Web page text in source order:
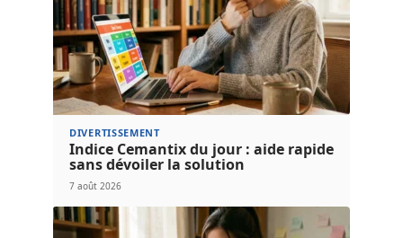
DIVERTISSEMENT
Indice Cemantix du jour : aide rapide
sans dévoiler la solution
7 août 2026